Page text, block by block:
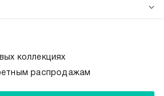
коллекциях
распродажам